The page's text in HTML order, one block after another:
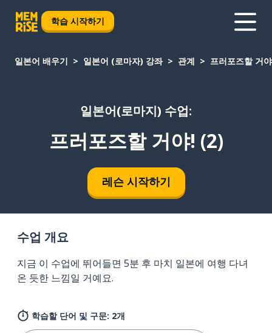
학습 시작하기
일본어 배우기 일본어 (로마자) 강좌 관계 프러포즈할 거
일본어(로마지) 수업:
프러포즈할 거야! (2)
레슨 시작하기
수업 개요
지금 이 수업에 뛰어들면 5분 후 마치 일본에 여행 다녀
온 듯한 느낌일 거예요.
학습할 단어 및 구문: 2개